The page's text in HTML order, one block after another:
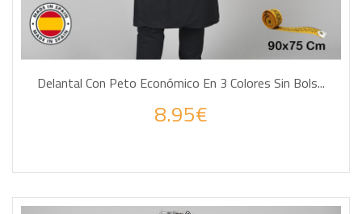
Delantal Con Peto Económico En 3 Colores Sin Bols...
8.95€